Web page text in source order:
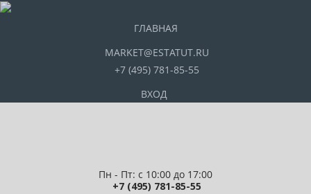
ГЛАВНАЯ
MARKET@ESTATUT.RU
+7 (495) 781-85-55
ВХОД
Пн - Пт: с 10:00 до 17:00
+7 (495) 781-85-55